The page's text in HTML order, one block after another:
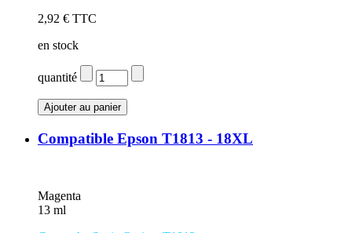
2,92 € TTC
en stock
quantité
Compatible Epson T1813 - 18XL
Magenta
13 ml